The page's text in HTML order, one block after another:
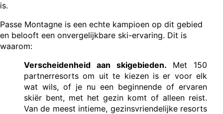
is.
Passe Montagne is een echte kampioen op dit gebied
en belooft een onvergelijkbare ski-ervaring. Dit is
waarom:
Verscheidenheid aan skigebieden. Met 150
partnerresorts om uit te kiezen is er voor elk
wat wils, of je nu een beginnende of ervaren
skiër bent, met het gezin komt of alleen reist.
Van de meest intieme, gezinsvriendelijke resorts